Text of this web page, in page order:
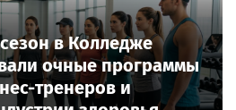
в Колледже
очные программы
тренеров и